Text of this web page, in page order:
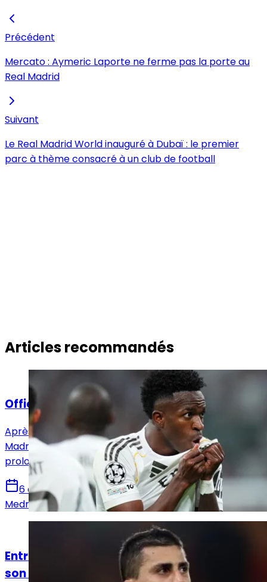
Précédent
Mercato : Aymeric Laporte ne ferme pas la porte au
Real Madrid
Suivant
Le Real Madrid World inauguré à Dubaï : le premier
parc à thème consacré à un club de football
Articles recommandés
Actualités
Officiel : Vinicius Jr prolonge jusqu'en 2032 !
Après avoir annoncé l'arrivée de Yan Diomandé, le Real
Madrid en a profité pour annoncer également la
prolongation de Vinicius Jr pour six saisons !
6 août 2026
Medric Bouzermane
Entre le Real Madrid et le Barça, Rodri a fait
son choix !